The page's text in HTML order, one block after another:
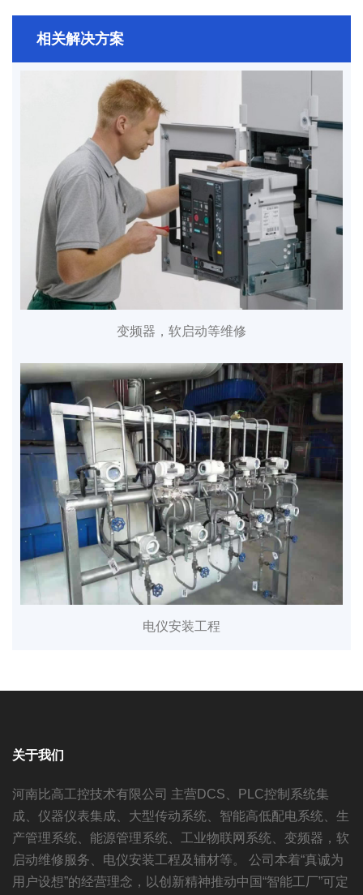
相关解决方案
变频器，软启动等维修
电仪安装工程
关于我们
河南比高工控技术有限公司 主营DCS、PLC控制系统集
成、仪器仪表集成、大型传动系统、智能高低配电系统、生
产管理系统、能源管理系统、工业物联网系统、变频器，软
启动维修服务、电仪安装工程及辅材等。 公司本着“真诚为
用户设想”的经营理念，以创新精神推动中国“智能工厂”可定